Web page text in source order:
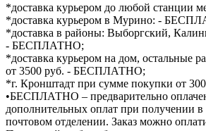
*доставка курьером до любой
*доставка курьером в Мурино: -
*доставка в районы: Выборгский,
- БЕСПЛАТНО;
*доставка курьером на дом, остальные
от 3500 руб. - БЕСПЛАТНО;
*г. Кронштадт при сумме покупки от
•БЕСПЛАТНО – предварительно
дополнительных оплат при получении в
почтовом отделении. Заказ можно